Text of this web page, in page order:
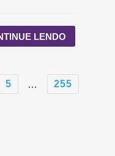
LENDO
5 … 255